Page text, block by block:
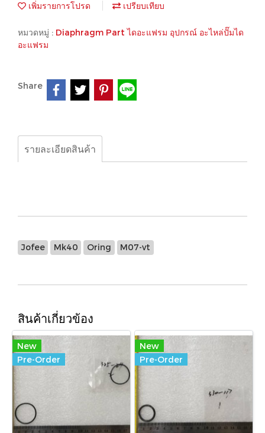
เพิ่มรายการโปรด เปรียบเทียบ
หมวดหมู่ : Diaphragm Part ไดอะแฟรม อุปกรณ์ อะไหล่ปั๊มได
อะแฟรม
Share
รายละเอียดสินค้า
Jofee Mk40 Oring M07-vt
สินค้าเกี่ยวข้อง
New
Pre-Order
New
Pre-Order